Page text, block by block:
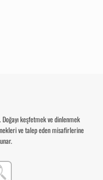
keşfetmek ve dinlenmek
ve talep eden misafirlerine